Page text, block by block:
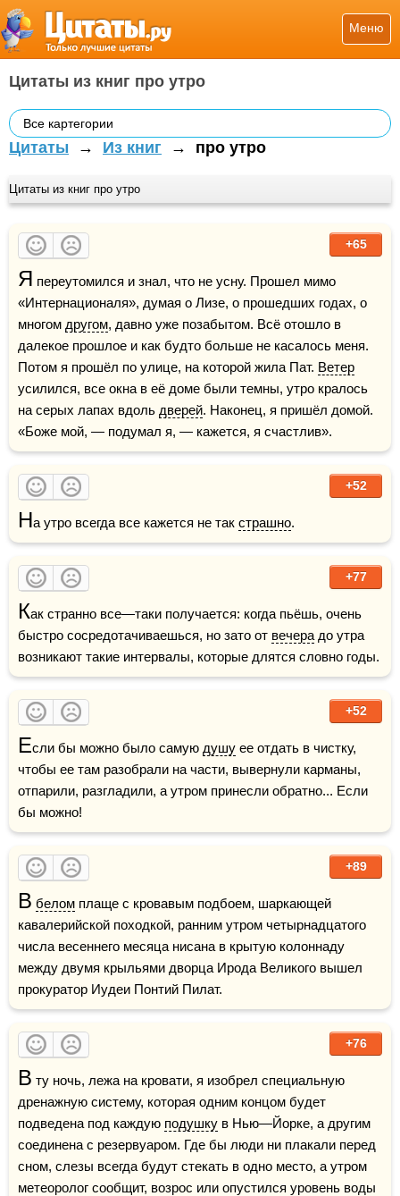
Меню
Цитаты из книг про утро
Все картегории
Цитаты → Из книг → про утро
Цитаты из книг про утро
+65
Я переутомился и знал, что не усну. Прошел мимо
«Интернационаля», думая о Лизе, о прошедших годах, о
многом другом, давно уже позабытом. Всё отошло в
далекое прошлое и как будто больше не касалось меня.
Потом я прошёл по улице, на которой жила Пат. Ветер
усилился, все окна в её доме были темны, утро кралось
на серых лапах вдоль дверей. Наконец, я пришёл домой.
«Боже мой, — подумал я, — кажется, я счастлив».
+52
На утро всегда все кажется не так страшно.
+77
Как странно все—таки получается: когда пьёшь, очень
быстро сосредотачиваешься, но зато от вечера до утра
возникают такие интервалы, которые длятся словно годы.
+52
Если бы можно было самую душу ее отдать в чистку,
чтобы ее там разобрали на части, вывернули карманы,
отпарили, разгладили, а утром принесли обратно... Если
бы можно!
+89
В белом плаще с кровавым подбоем, шаркающей
кавалерийской походкой, ранним утром четырнадцатого
числа весеннего месяца нисана в крытую колоннаду
между двумя крыльями дворца Ирода Великого вышел
прокуратор Иудеи Понтий Пилат.
+76
В ту ночь, лежа на кровати, я изобрел специальную
дренажную систему, которая одним концом будет
подведена под каждую подушку в Нью—Йорке, а другим
соединена с резервуаром. Где бы люди ни плакали перед
сном, слезы всегда будут стекать в одно место, а утром
метеоролог сообщит, возрос или опустился уровень воды